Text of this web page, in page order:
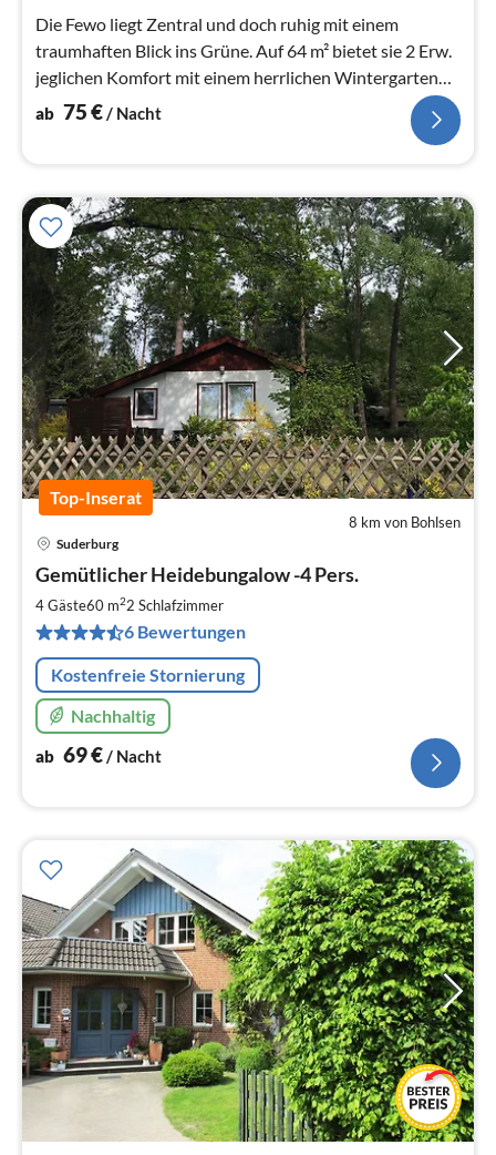
Die Fewo liegt Zentral und doch ruhig mit einem
traumhaften Blick ins Grüne. Auf 64 m² bietet sie 2 Erw.
jeglichen Komfort mit einem herrlichen Wintergarten
und großem Wohnzimmer.
ab 75€/ Nacht
Top-Inserat
8 km von Bohlsen
Suderburg
Gemütlicher Heidebungalow -4 Pers.
4 Gäste60 m22 Schlafzimmer
6 Bewertungen
Kostenfreie Stornierung
Nachhaltig
ab 69€/ Nacht